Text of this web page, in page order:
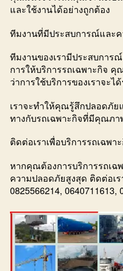
และใช้งานได้อย่างถูกต้อง
ทีมงานที่มีประสบการณ์และ
ทีมงานของเรามีประสบการ
การให้บริการรถเฉพาะกิจ
ว่าการใช้บริการของเราจะไ
เราจะทำให้คุณรู้สึกปลอดภั
ทางกับรถเฉพาะกิจที่มีคุณภา
ติดต่อเราเพื่อบริการรถเฉพา
หากคุณต้องการบริการรถเ
ความปลอดภัยสูงสุด ติดต่อเ
0825566214, 0640711613,